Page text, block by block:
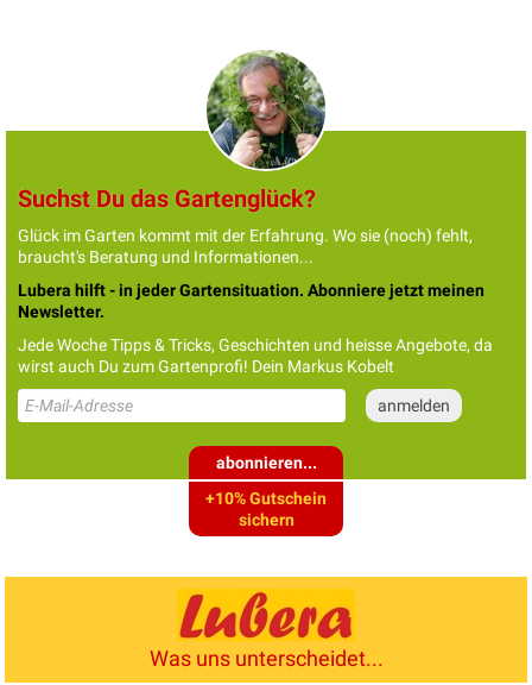
Suchst Du das Gartenglück?
Glück im Garten kommt mit der Erfahrung. Wo sie (noch) fehlt,
braucht's Beratung und Informationen...
Lubera hilft - in jeder Gartensituation. Abonniere jetzt meinen
Newsletter.
Jede Woche Tipps & Tricks, Geschichten und heisse Angebote, da
wirst auch Du zum Gartenprofi! Dein Markus Kobelt
abonnieren...
+10% Gutschein
sichern
Was uns unterscheidet...